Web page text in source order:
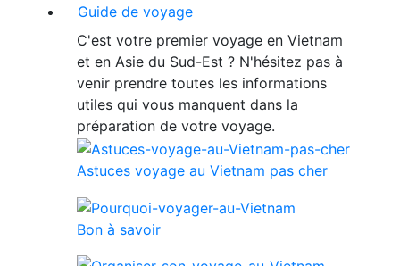
Guide de voyage
C'est votre premier voyage en Vietnam
et en Asie du Sud-Est ? N'hésitez pas à
venir prendre toutes les informations
utiles qui vous manquent dans la
préparation de votre voyage.
Astuces voyage au Vietnam pas cher
Bon à savoir